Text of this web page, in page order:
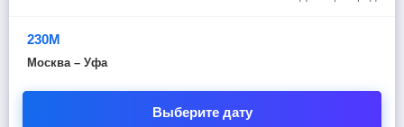
230М
Москва – Уфа
Выберите дату